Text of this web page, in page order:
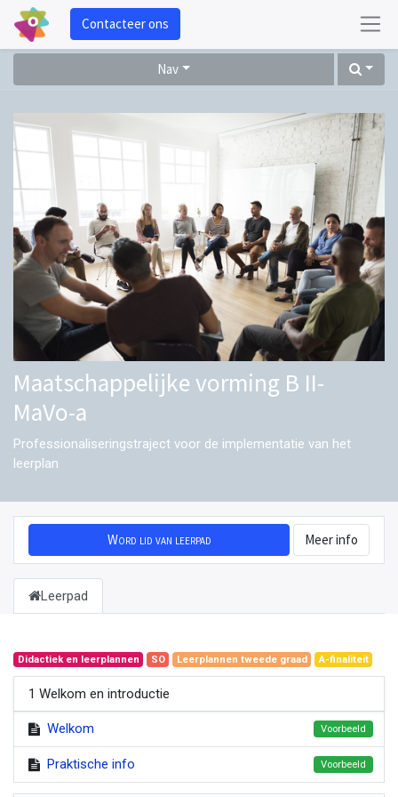
Contacteer ons
Nav
Maatschappelijke vorming B II-
MaVo-a
Professionaliseringstraject voor de implementatie van het
leerplan
Word lid van leerpad Meer info
Leerpad
Didactiek en leerplannen SO Leerplannen tweede graad A-finaliteit
1 Welkom en introductie
Welkom Voorbeeld
Praktische info Voorbeeld